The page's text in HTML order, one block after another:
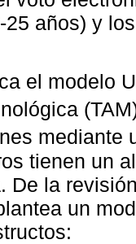
25 años) y
el modelo
mediante
tienen un
De la
un